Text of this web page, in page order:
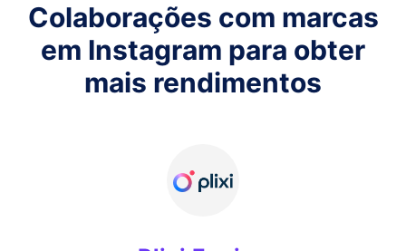
Colaborações com marcas
em Instagram para obter
mais rendimentos